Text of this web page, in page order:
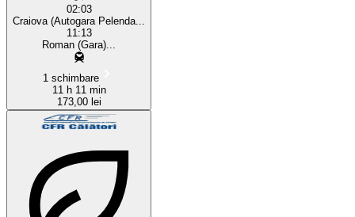
02:03
Craiova (Autogara Pelenda...
11:13
Roman (Gara)...
1 schimbare
11 h 11 min
173,00 lei